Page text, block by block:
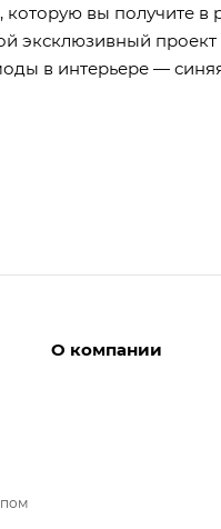
вы получите в
эксклюзивный
в интерьере —
пом
О компании